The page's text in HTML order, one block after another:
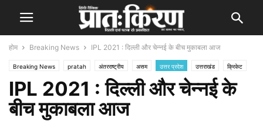
होम Breaking News IPL 2021 : दिल्ली और चेन्नई के बीच मुकाबला आज
Breaking News pratah अंतरराष्ट्रीय असम उत्तर प्रदेश उत्तराखंड क्रिकेट
खेल गुजरात जम्मू कश्मीर दिल्ली पंजाब पश्चिम बंगाल बिहार भारत
मध्य प्रदेश महाराष्ट्र राजस्थान राज्य हरियाणा हिमाचल प्रदेश
IPL 2021 : दिल्ली और चेन्नई के
बीच मुकाबला आज